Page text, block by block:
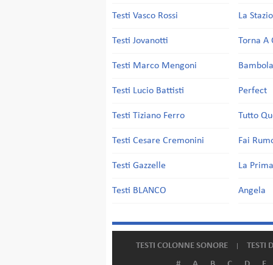
Testi Vasco Rossi
Testi Jovanotti
Testi Marco Mengoni
Testi Lucio Battisti
Testi Tiziano Ferro
Testi Cesare Cremonini
Testi Gazzelle
Testi BLANCO
La
Torna A
Bambola
Perfect
Tutto
Fai
La
Angela
TESTI COLONNE SONORE TESTI